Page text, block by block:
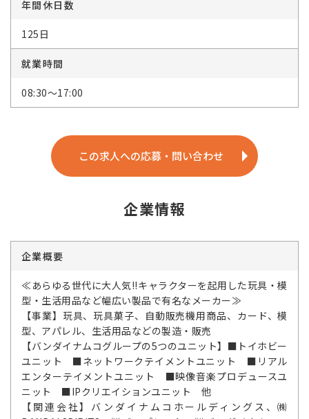
年間休日数
125日
就業時間
08:30～17:00
この求人への応募・問い合わせ
企業情報
企業概要
≪あらゆる世代に大人気!!キャラクターを起用した玩具・模
型・生活用品など幅広い製品で有名なメーカー≫
【事業】玩具、玩具菓子、自動販売機用商品、カード、模
型、アパレル、生活用品などの製造・販売
【バンダイナムコグループの5つのユニット】■トイホビー
ユニット ■ネットワークテイメントユニット ■リアル
エンターテイメントユニット ■映像音楽プロデュースユ
ニット ■IPクリエイションユニット 他
【関連会社】バンダイナムコホールディングス、㈱